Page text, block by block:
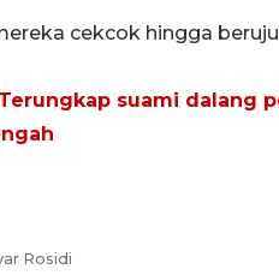
cekcok hingga
Terungkap suami dalang
Rosidi